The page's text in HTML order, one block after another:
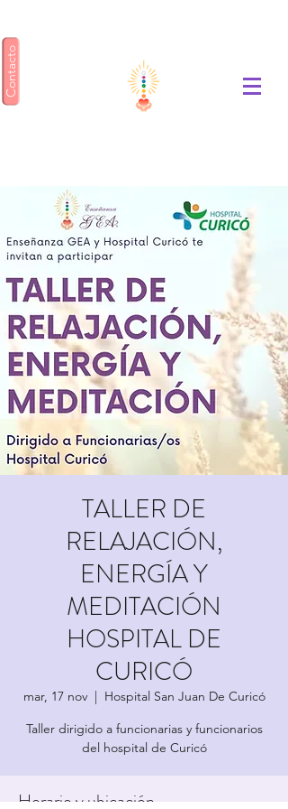
Contacto
TALLER DE
RELAJACIÓN,
ENERGÍA Y
MEDITACIÓN
HOSPITAL DE
CURICÓ
mar, 17 nov
  |
Hospital San Juan De Curicó
Taller dirigido a funcionarias y funcionarios
del hospital de Curicó
Horario y ubicación